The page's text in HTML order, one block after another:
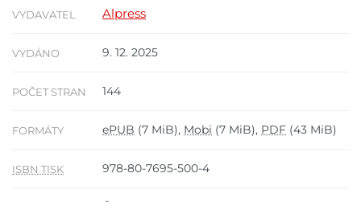
VYDAVATEL Alpress
VYDÁNO 9. 12. 2025
POČET STRAN 144
FORMÁTY ePUB (7 MiB), Mobi (7 MiB), PDF (43 MiB)
ISBN TISK 978-80-7695-500-4